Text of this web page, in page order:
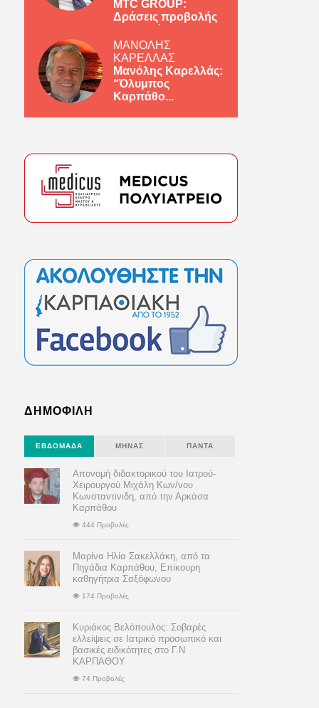
MTC GROUP:
Δράσεις προβολής
ΜΑΝΟΛΗΣ
ΚΑΡΕΛΛΑΣ
Μανόλης Καρελλάς:
“Όλυμπος
Καρπάθο...
ΔΗΜΟΦΙΛΗ
ΕΒΔΟΜΆΔΑ ΜΉΝΑΣ ΠΆΝΤΑ
Απονομή διδακτορικού του Ιατρού-
Χειρουργού Μιχάλη Κων/νου
Κωνσταντινιδη, από την Αρκάσα
Καρπάθου
444 Προβολές
Μαρίνα Ηλία Σακελλάκη, από τα
Πηγάδια Καρπάθου, Επίκουρη
καθηγήτρια Σαξόφωνου
174 Προβολές
Κυριάκος Βελόπουλος: Σοβαρές
ελλείψεις σε Ιατρικό προσωπικό και
βασικές ειδικότητες στο Γ.Ν
ΚΑΡΠΑΘΟΥ
74 Προβολές